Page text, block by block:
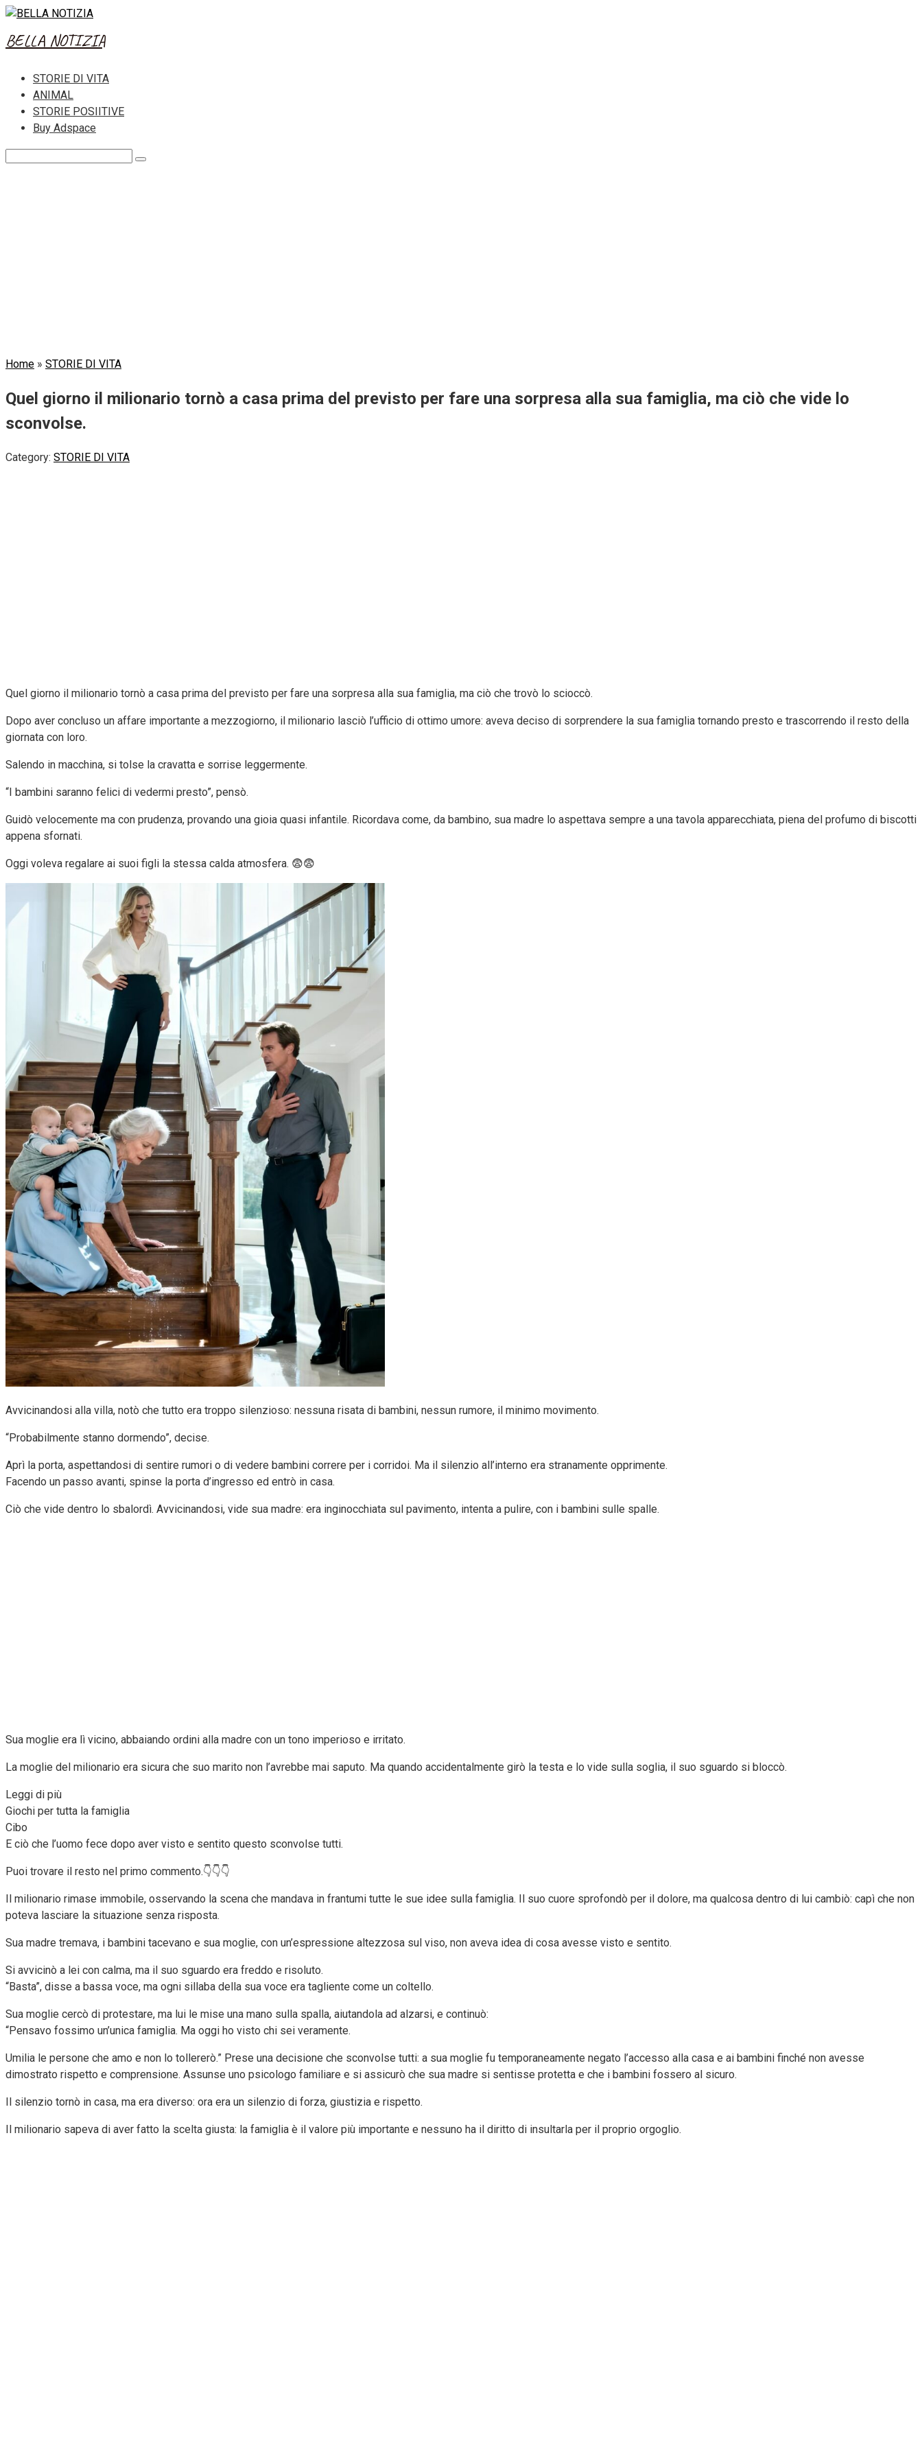
Skip
content
BELLA NOTIZIA
STORIE DI VITA
ANIMAL
STORIE POSIITIVE
Buy Adspace
Home » STORIE DI VITA
Quel giorno il milionario tornò a casa prima del previsto per fare una sorpresa alla sua famiglia, ma ciò che vide lo
sconvolse.
Category: STORIE DI VITA
Quel giorno il milionario tornò a casa prima del previsto per fare una sorpresa alla sua famiglia, ma ciò che trovò lo scioccò.
Dopo aver concluso un affare importante a mezzogiorno, il milionario lasciò l’ufficio di ottimo umore: aveva deciso di sorprendere la sua famiglia tornando presto e trascorrendo il resto della
giornata con loro.
Salendo in macchina, si tolse la cravatta e sorrise leggermente.
“I bambini saranno felici di vedermi presto”, pensò.
Guidò velocemente ma con prudenza, provando una gioia quasi infantile. Ricordava come, da bambino, sua madre lo aspettava sempre a una tavola apparecchiata, piena del profumo di biscotti
appena sfornati.
Oggi voleva regalare ai suoi figli la stessa calda atmosfera. 😨😨
Avvicinandosi alla villa, notò che tutto era troppo silenzioso: nessuna risata di bambini, nessun rumore, il minimo movimento.
“Probabilmente stanno dormendo”, decise.
Aprì la porta, aspettandosi di sentire rumori o di vedere bambini correre per i corridoi. Ma il silenzio all’interno era stranamente opprimente.
Facendo un passo avanti, spinse la porta d’ingresso ed entrò in casa.
Ciò che vide dentro lo sbalordì. Avvicinandosi, vide sua madre: era inginocchiata sul pavimento, intenta a pulire, con i bambini sulle spalle.
Sua moglie era lì vicino, abbaiando ordini alla madre con un tono imperioso e irritato.
La moglie del milionario era sicura che suo marito non l’avrebbe mai saputo. Ma quando accidentalmente girò la testa e lo vide sulla soglia, il suo sguardo si bloccò.
Leggi di più
Giochi per tutta la famiglia
Cibo
E ciò che l’uomo fece dopo aver visto e sentito questo sconvolse tutti.
Puoi trovare il resto nel primo commento.👇👇👇
Il milionario rimase immobile, osservando la scena che mandava in frantumi tutte le sue idee sulla famiglia. Il suo cuore sprofondò per il dolore, ma qualcosa dentro di lui cambiò: capì che non
poteva lasciare la situazione senza risposta.
Sua madre tremava, i bambini tacevano e sua moglie, con un’espressione altezzosa sul viso, non aveva idea di cosa avesse visto e sentito.
Si avvicinò a lei con calma, ma il suo sguardo era freddo e risoluto.
“Basta”, disse a bassa voce, ma ogni sillaba della sua voce era tagliente come un coltello.
Sua moglie cercò di protestare, ma lui le mise una mano sulla spalla, aiutandola ad alzarsi, e continuò:
“Pensavo fossimo un’unica famiglia. Ma oggi ho visto chi sei veramente.
Umilia le persone che amo e non lo tollererò.” Prese una decisione che sconvolse tutti: a sua moglie fu temporaneamente negato l’accesso alla casa e ai bambini finché non avesse
dimostrato rispetto e comprensione. Assunse uno psicologo familiare e si assicurò che sua madre si sentisse protetta e che i bambini fossero al sicuro.
Il silenzio tornò in casa, ma era diverso: ora era un silenzio di forza, giustizia e rispetto.
Il milionario sapeva di aver fatto la scelta giusta: la famiglia è il valore più importante e nessuno ha il diritto di insultarla per il proprio orgoglio.